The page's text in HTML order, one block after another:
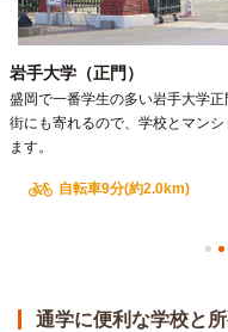
岩手大学（正門）
盛岡で一番学生の多い岩手大学
街にも寄れるので、学校とマン
ます。
自転車9分(約2.0km)
通学に便利な学校と